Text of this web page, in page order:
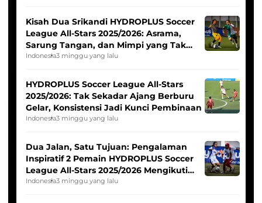
Kisah Dua Srikandi HYDROPLUS Soccer
League All-Stars 2025/2026: Asrama,
Sarung Tangan, dan Mimpi yang Tak
Pernah Padam
Indonesia3 minggu yang lalu
HYDROPLUS Soccer League All-Stars
2025/2026: Tak Sekadar Ajang Berburu
Gelar, Konsistensi Jadi Kunci Pembinaan
Indonesia3 minggu yang lalu
Dua Jalan, Satu Tujuan: Pengalaman
Inspiratif 2 Pemain HYDROPLUS Soccer
League All-Stars 2025/2026 Mengikuti
Seleksi Timnas Indonesia Putri
Indonesia3 minggu yang lalu